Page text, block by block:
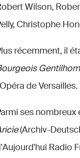
Wilson,
Christophe
récemment, il
de Versailles.
ses
(Archiv-
Radio